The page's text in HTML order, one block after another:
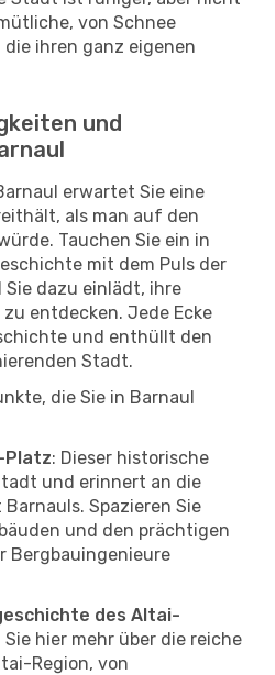
von Schnee
ihren ganz eigenen
und
erwartet Sie eine
als man auf den
Tauchen Sie ein in
mit dem Puls der
dazu einlädt, ihre
entdecken. Jede Ecke
und enthüllt den
Stadt.
die Sie in Barnaul
Platz: Dieser historische
und erinnert an die
Spazieren Sie
und den prächtigen
Bergbauingenieure
des Altai-
Sie hier mehr über die reiche
Region, von